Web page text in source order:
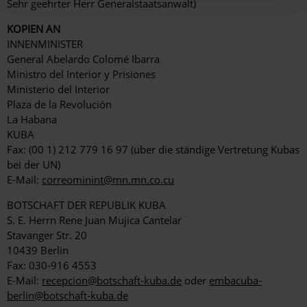
Sehr geehrter Herr Generalstaatsanwalt)
KOPIEN AN
INNENMINISTER
General Abelardo Colomé Ibarra
Ministro del Interior y Prisiones
Ministerio del Interior
Plaza de la Revolución
La Habana
KUBA
Fax: (00 1) 212 779 16 97 (über die ständige Vertretung Kubas
bei der UN)
E-Mail: correominint@mn.mn.co.cu
BOTSCHAFT DER REPUBLIK KUBA
S. E. Herrn Rene Juan Mujica Cantelar
Stavanger Str. 20
10439 Berlin
Fax: 030-916 4553
E-Mail: recepcion@botschaft-kuba.de oder embacuba-
berlin@botschaft-kuba.de